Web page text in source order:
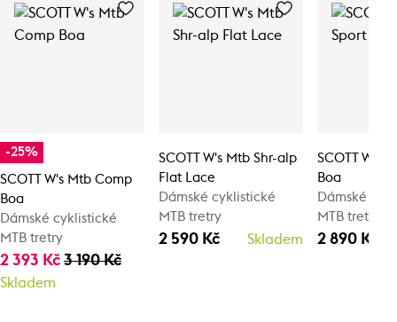
-25%
SCOTT W's Mtb Comp
Boa
Dámské cyklistické
MTB tretry
2 393 Kč 3 190 Kč
Skladem
SCOTT W's Mtb Shr-alp
Flat Lace
Dámské cyklistické
MTB tretry
2 590 Kč Skladem
SCOTT W's
Boa
Dámské
MTB tretry
2 890 Kč